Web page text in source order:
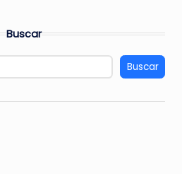
Buscar
Buscar